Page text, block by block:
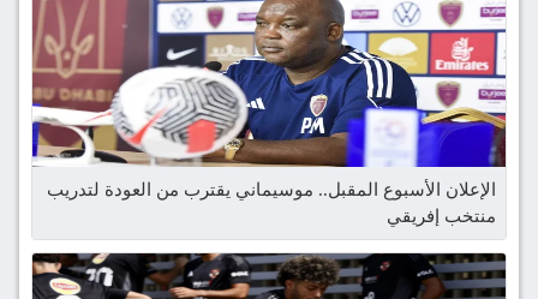
الإعلان الأسبوع المقبل.. موسيماني يقترب من العودة لتدريب
منتخب إفريقي